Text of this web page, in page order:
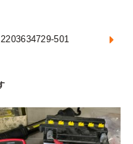
2203634729‐501